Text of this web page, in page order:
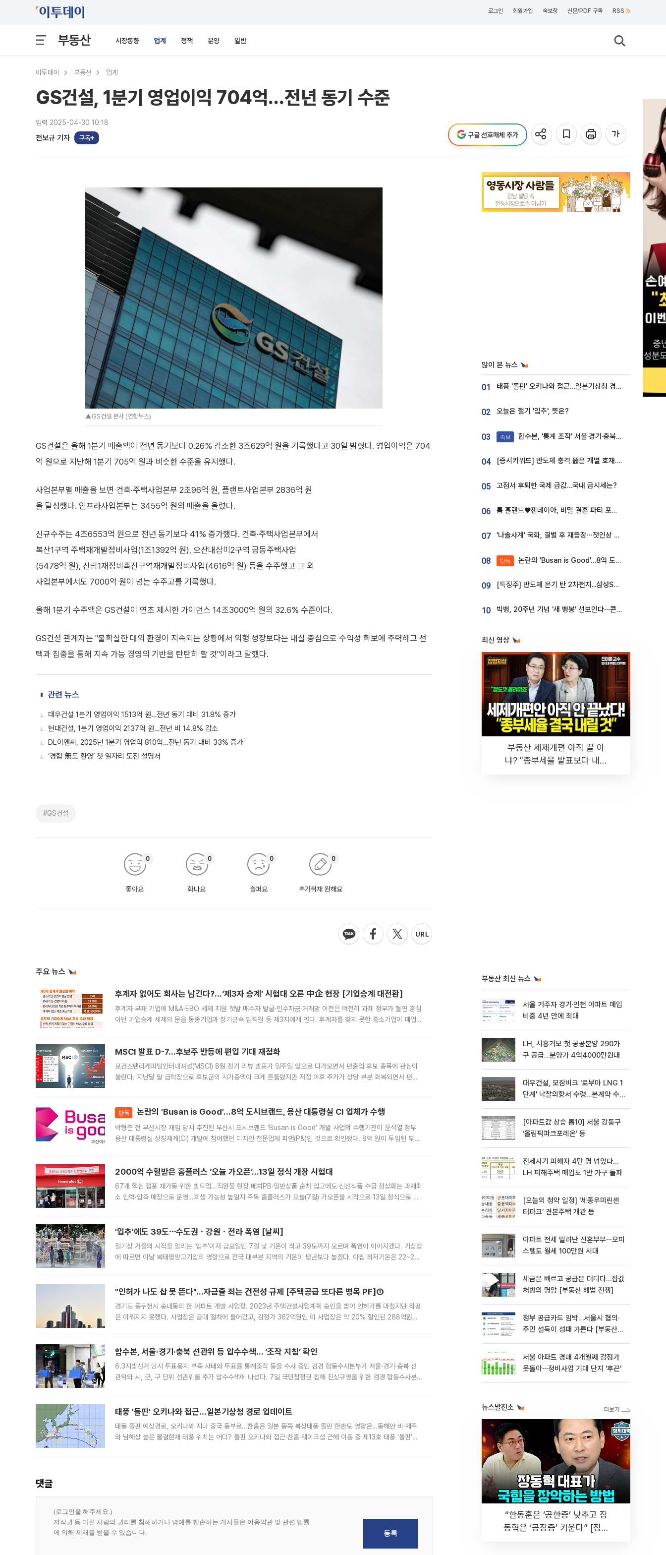
로그인 회원가입 속보창 신문/PDF 구독 RSS
부동산 시장동향 업계 정책 분양 일반
이투데이 부동산 업계
GS건설, 1분기 영업이익 704억…전년 동기 수준
입력 2025-04-30 10:18
전보규 기자 구독 구글 선호매체 추가
▲GS건설 본사 (연합뉴스)
GS건설은 올해 1분기 매출액이 전년 동기보다 0.26% 감소한 3조629억 원을 기록했다고 30일 밝혔다. 영업이익은 704
억 원으로 지난해 1분기 705억 원과 비슷한 수준을 유지했다.
사업본부별 매출을 보면 건축·주택사업본부 2조96억 원, 플랜트사업본부 2836억 원
을 달성했다. 인프라사업본부는 3455억 원의 매출을 올렸다.
신규수주는 4조6553억 원으로 전년 동기보다 41% 증가했다. 건축·주택사업본부에서
복산1구역 주택재개발정비사업(1조1392억 원), 오산내삼미2구역 공동주택사업
(5478억 원), 신림1재정비촉진구역재개발정비사업(4616억 원) 등을 수주했고 그 외
사업본부에서도 7000억 원이 넘는 수주고를 기록했다.
올해 1분기 수주액은 GS건설이 연초 제시한 가이던스 14조3000억 원의 32.6% 수준이다.
GS건설 관계자는 "불확실한 대외 환경이 지속되는 상황에서 외형 성장보다는 내실 중심으로 수익성 확보에 주력하고 선
택과 집중을 통해 지속 가능 경영의 기반을 탄탄히 할 것"이라고 말했다.
관련 뉴스
대우건설 1분기 영업이익 1513억 원…전년 동기 대비 31.8% 증가
현대건설, 1분기 영업이익 2137억 원…전년 비 14.8% 감소
DL이앤씨, 2025년 1분기 영업익 810억…전년 동기 대비 33% 증가
‘경험 無도 환영’ 첫 일자리 도전 설명서
#GS건설
좋아요
0
화나요
0
슬퍼요
0
추가취재 원해요
0
주요 뉴스
후계자 없어도 회사는 남긴다?…‘제3자 승계’ 시험대 오른 中企 현장 [기업승계 대전환]
후계자 부재 기업에 M&A·EBO 세제 지원 첫발 매수자 발굴·인수자금·거래망 이전은 여전히 과제 정부가 혈연 중심
이던 기업승계 세제의 문을 동종기업과 장기근속 임직원 등 제3자에게 연다. 후계자를 찾지 못한 중소기업이 폐업
MSCI 발표 D-7…후보주 반등에 편입 기대 재점화
모건스탠리캐피털인터내셔널(MSCI) 8월 정기 리뷰 발표가 일주일 앞으로 다가오면서 편출입 후보 종목에 관심이
쏠린다. 지난달 말 급락장으로 후보군의 시가총액이 크게 흔들렸지만 저점 이후 주가가 상당 부분 회복되면서 편입
단독 논란의 'Busan is Good'…8억 도시브랜드, 용산 대통령실 CI 업체가 수행
박형준 전 부산시장 재임 당시 추진된 부산시 도시브랜드 ‘Busan is Good’ 개발 사업의 수행기관이 윤석열 정부
용산 대통령실 상징체계(CI) 개발에 참여했던 디자인 전문업체 피앤(P&)인 것으로 확인됐다. 8억 원이 투입된 부산
2000억 수혈받은 홈플러스 ‘오늘 가오픈’...13일 정식 개장 시험대
67개 핵심 점포 재가동 위한 빌드업...직원들 현장 배치PB·일반상품 순차 입고에도 신선식품 수급 정상화는 과제최
소 인력·압축 매장으로 운영…회생 가능성 높일지 주목 홈플러스가 오늘(7일) 가오픈을 시작으로 13일 정식으로 재
'입추'에도 39도⋯수도권ㆍ강원ㆍ전라 폭염 [날씨]
절기상 가을의 시작을 알리는 ‘입추’이자 금요일인 7일 낮 기온이 최고 39도까지 오르며 폭염이 이어지겠다. 기상청
에 따르면 이날 북태평양고기압의 영향으로 전국 대부분 지역의 기온이 평년보다 높겠다. 아침 최저기온은 22~27
"인허가 나도 삽 못 뜬다"…자금줄 죄는 건전성 규제 [주택공급 또다른 병목 PF]①
경기도 동두천시 송내동의 한 아파트 개발 사업장. 2023년 주택건설사업계획 승인을 받아 인허가를 마쳤지만 착공
은 이뤄지지 못했다. 사업장은 공매 절차에 들어갔고, 감정가 362억원인 이 사업장은 약 20% 할인된 288억원에
합수본, 서울·경기·충북 선관위 등 압수수색… ‘조작 지침’ 확인
6.3지방선거 당시 투표용지 부족 사태와 투표율 통계조작 등을 수사 중인 검경 합동수사본부가 서울·경기·충북 선
관위와 시, 군, 구 단위 선관위를 추가 압수수색에 나섰다. 7일 국민참정권 침해 진상규명을 위한 검경 합동수사본
태풍 '돌핀' 오키나와 접근…일본기상청 경로 업데이트
태풍 돌핀 예상경로, 오키나와 지나 중국 동부로…찬홈은 일본 동쪽 북상태풍 돌핀 한반도 영향은…동해안 비·제주
와 남해상 높은 물결현재 태풍 위치는 어디? 돌핀 오키나와 접근·찬홈 웨이크섬 근해 이동 중 제13호 태풍 ‘돌핀’이
댓글
많이 본 뉴스
01 태풍 '돌핀' 오키나와 접근…일본기상청 경로 업데이트
02 오늘은 절기 '입추', 뜻은?
03 속보 합수본, '통계 조작' 서울·경기·충북 선관위 등 추가 압수수색
04 [증시키워드] 반도체 충격 뚫은 개별 호재...포스코퓨처엠·에코프로·한화솔루션 '눈길'
05 고점서 후퇴한 국제 금값…국내 금시세는?
06 톰 홀랜드♥젠데이아, 비밀 결혼 파티 포착⋯호텔 대관비만 9억
07 ‘나솔사계’ 국화, 결별 후 재등장⋯첫인상 투표 휩쓸고 ‘인기녀’ 등극
08 단독 논란의 'Busan is Good'…8억 도시브랜드, 용산 대통령실 CI 업체가 수행
09 [특징주] 반도체 온기 탄 2차전지...삼성SDI, 장 초반 7% 넘게 껑충
10 빅뱅, 20주년 기념 '새 뱅봉' 선보인다⋯콘서트 앞두고 팝업 개최
최신 영상
부동산 세제개편 아직 끝 아
냐? "종부세율 발표보다 내릴
부동산 최신 뉴스
서울 거주자 경기·인천 아파트 매입
비중 4년 만에 최대
LH, 시흥거모 첫 공공분양 290가
구 공급…분양가 4억4000만원대
대우건설, 모잠비크 '로부마 LNG 1
단계' 낙찰의향서 수령…본계약 수
[아파트값 상승 톱10] 서울 강동구
‘올림픽파크포레온’ 등
전세사기 피해자 4만 명 넘었다…
LH 피해주택 매입도 1만 가구 돌파
[오늘의 청약 일정] ‘세종우미린센
터파크’ 견본주택 개관 등
아파트 전세 밀려난 신혼부부⋯오피
스텔도 월세 100만원 시대
세금은 빠르고 공급은 더디다…집값
처방의 명암 [부동산 해법 전쟁]
정부 공급카드 임박…서울시 협의·
주민 설득이 성패 가른다 [부동산
서울 아파트 경매 4개월째 감정가
웃돌아⋯정비사업 기대 단지 '후끈'
뉴스발전소
“한동훈은 ‘공한증’ 낮추고 장
동혁은 ‘공장증’ 키운다” [정치